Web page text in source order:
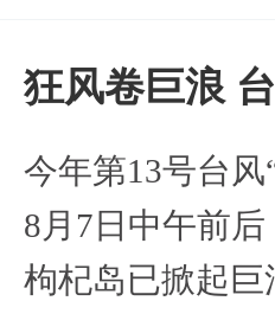
狂风卷巨浪
今年第13号台
8月7日中午前
枸杞岛已掀起巨